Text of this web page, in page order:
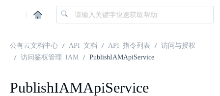
|
公有云文档中心 API 文档 API 指令列表
访问与授权
访问鉴权管理 IAM
PublishIAMApiService
PublishIAMApiService